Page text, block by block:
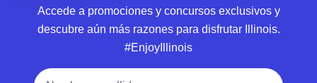
Accede a promociones y concursos exclusivos y
descubre aún más razones para disfrutar Illinois.
#EnjoyIllinois
Nombre y apellido